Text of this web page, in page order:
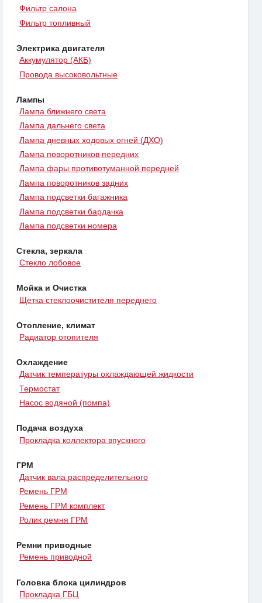
Фильтр салона
Фильтр топливный
Электрика двигателя
Аккумулятор (АКБ)
Провода высоковольтные
Лампы
Лампа ближнего света
Лампа дальнего света
Лампа дневных ходовых огней (ДХО)
Лампа поворотников передних
Лампа фары противотуманной передней
Лампа поворотников задних
Лампа подсветки багажника
Лампа подсветки бардачка
Лампа подсветки номера
Стекла, зеркала
Стекло лобовое
Мойка и Очистка
Щетка стеклоочистителя переднего
Отопление, климат
Радиатор отопителя
Охлаждение
Датчик температуры охлаждающей жидкости
Термостат
Насос водяной (помпа)
Подача воздуха
Прокладка коллектора впускного
ГРМ
Датчик вала распределительного
Ремень ГРМ
Ремень ГРМ комплект
Ролик ремня ГРМ
Ремни приводные
Ремень приводной
Головка блока цилиндров
Прокладка ГБЦ